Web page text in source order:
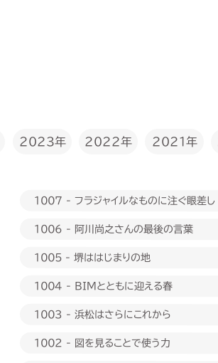
2023年 2022年 2021年
1007 - フラジャイルなものに注ぐ眼差し
1006 - 阿川尚之さんの最後の言葉
1005 - 堺ははじまりの地
1004 - BIMとともに迎える春
1003 - 浜松はさらにこれから
1002 - 図を見ることで使う力